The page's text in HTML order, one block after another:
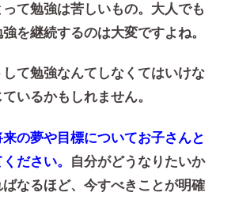
て勉強は苦しいもの。大人でも
を継続するのは大変ですよね。
て勉強なんてしなくてはいけな
いるかもしれません。
来の夢や目標についてお子さんと
ださい。
自分がどうなりたいか
なるほど、今すべきことが明確